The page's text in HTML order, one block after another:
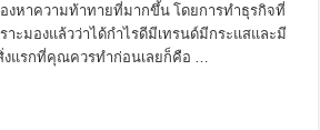
งหาความท้าทายที่มากขึ้น โดยการทำธุรกิจที่
าะมองแล้วว่าได้กำไรดีมีเทรนด์มีกระแสและมี
แรกที่คุณควรทำก่อนเลยก็คือ …